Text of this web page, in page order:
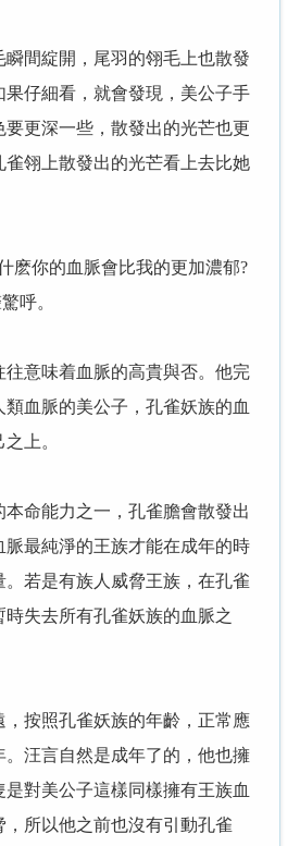
間綻開，尾羽的翎毛上也散發
果仔細看，就會發現，美公子手
要更深一些，散發出的光芒也更
雀翎上散發出的光芒看上去比她
麽你的血脈會比我的更加濃郁?
呼。
往意味着血脈的高貴與否。他完
血脈的美公子，孔雀妖族的血
上。
命能力之一，孔雀膽會散發出
最純淨的王族才能在成年的時
若是有族人威脅王族，在孔雀
失去所有孔雀妖族的血脈之
，按照孔雀妖族的年齡，正常應
汪言自然是成年了的，他也擁
對美公子這樣同樣擁有王族血
，所以他之前也沒有引動孔雀